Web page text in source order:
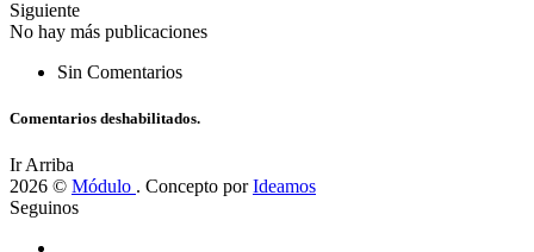
Siguiente
No hay más publicaciones
Sin Comentarios
Comentarios deshabilitados.
Ir Arriba
2026 © Módulo . Concepto porIdeamos
Seguinos